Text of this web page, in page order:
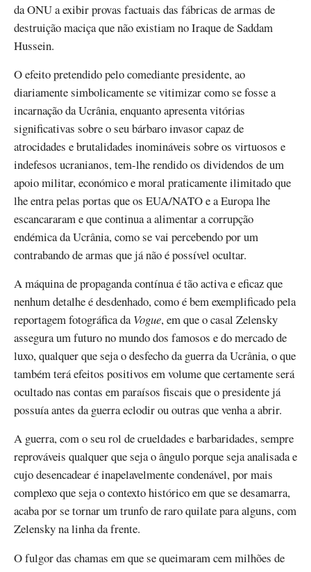
da ONU a exibir provas factuais das fábricas de armas de
destruição maciça que não existiam no Iraque de Saddam
Hussein.
O efeito pretendido pelo comediante presidente, ao
diariamente simbolicamente se vitimizar como se fosse a
incarnação da Ucrânia, enquanto apresenta vitórias
significativas sobre o seu bárbaro invasor capaz de
atrocidades e brutalidades inomináveis sobre os virtuosos e
indefesos ucranianos, tem-lhe rendido os dividendos de um
apoio militar, económico e moral praticamente ilimitado que
lhe entra pelas portas que os EUA/NATO e a Europa lhe
escancararam e que continua a alimentar a corrupção
endémica da Ucrânia, como se vai percebendo por um
contrabando de armas que já não é possível ocultar.
A máquina de propaganda contínua é tão activa e eficaz que
nenhum detalhe é desdenhado, como é bem exemplificado pela
reportagem fotográfica daVogue, em que o casal Zelensky
assegura um futuro no mundo dos famosos e do mercado de
luxo, qualquer que seja o desfecho da guerra da Ucrânia, o que
também terá efeitos positivos em volume que certamente será
ocultado nas contas em paraísos fiscais que o presidente já
possuía antes da guerra eclodir ou outras que venha a abrir.
A guerra, com o seu rol de crueldades e barbaridades, sempre
reprováveis qualquer que seja o ângulo porque seja analisada e
cujo desencadear é inapelavelmente condenável, por mais
complexo que seja o contexto histórico em que se desamarra,
acaba por se tornar um trunfo de raro quilate para alguns, com
Zelensky na linha da frente.
O fulgor das chamas em que se queimaram cem milhões de